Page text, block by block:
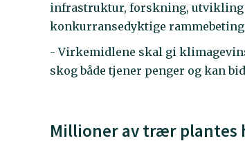
infrastruktur, forskning, utvikling
konkurransedyktige
- Virkemidlene skal gi
skog både tjener penger og kan
Millioner av trær plantes